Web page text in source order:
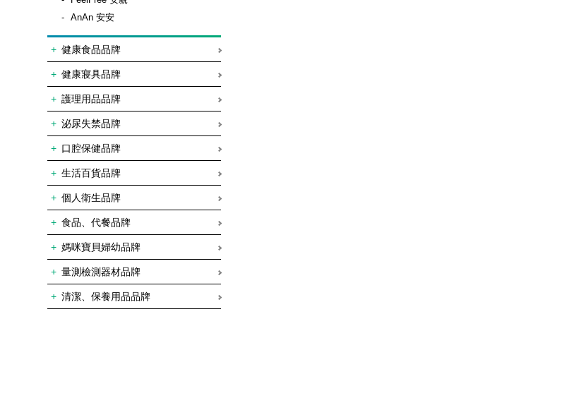
AnAn 安安
健康食品品牌
健康寢具品牌
護理用品品牌
泌尿失禁品牌
口腔保健品牌
生活百貨品牌
個人衛生品牌
食品、代餐品牌
媽咪寶貝婦幼品牌
量測檢測器材品牌
清潔、保養用品品牌